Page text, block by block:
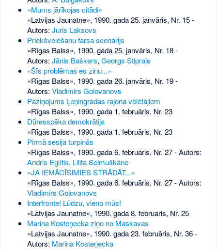
«Mums jārīkojas citādi»
«Latvijas Jaunatne», 1990. gada 25. janvāris, Nr. 15-
Autors: Juris Laksovs
Priekšvēlēšanu farsa scenārijs
«Rīgas Balss», 1990. gada 25. janvāris, Nr. 18-
Autors: Jānis Baškers, Georgs Stiprais
«Šīs problēmas es zinu...»
«Rīgas Balss», 1990. gada 26. janvāris, Nr. 19-
Autors: Vladimirs Golovanovs
Paziņojums Ļeņingradas rajona vēlētājiem
«Rīgas Balss», 1990. gada 1. februāris, Nr. 23
Dūresspēka demokrātija
«Rīgas Balss», 1990. gada 1. februāris, Nr. 23
Pirmā sesija turpinās
«Rīgas Balss», 1990. gada 6. februāris, Nr. 27- Autors:
Andris Eglītis, Lilita Seimuškāne
«JA IEMĀCĪSIMIES STRĀDĀT...»
«Rīgas Balss», 1990. gada 6. februāris, Nr. 27- Autors:
Vladimirs Golovanovs
Interfronte! Lūdzu, vieno mūs!
«Latvijas Jaunatne», 1990. gada 8. februāris, Nr. 25
Marina Kosteņecka ziņo no Maskavas
«Latvijas Jaunatne», 1990. gada 23. februāris, Nr. 36-
Autors: Marina Kosteņecka